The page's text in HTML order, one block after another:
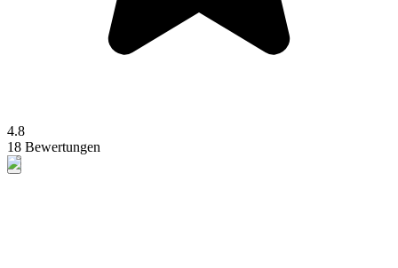
4.8
18 Bewertungen